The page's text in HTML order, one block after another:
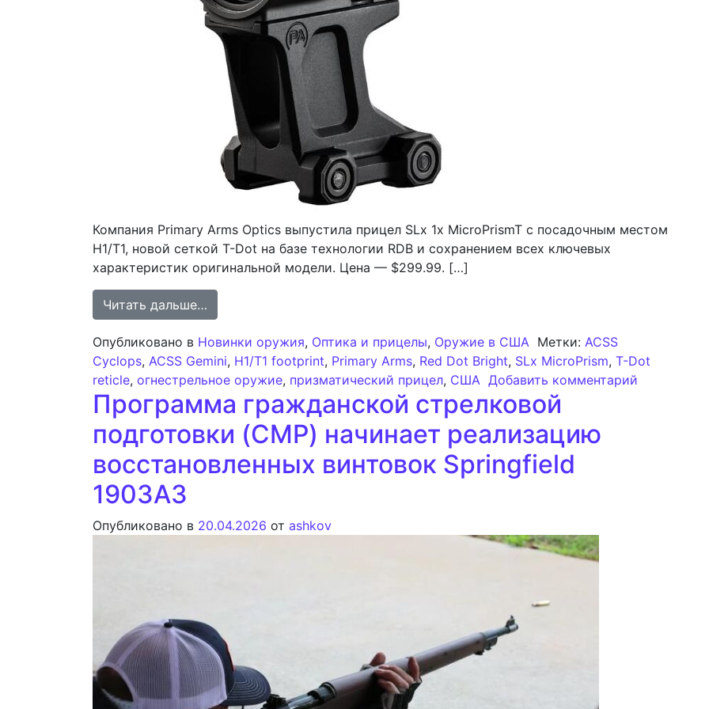
Компания Primary Arms Optics выпустила прицел SLx 1x MicroPrismT с посадочным местом
H1/T1, новой сеткой T-Dot на базе технологии RDB и сохранением всех ключевых
характеристик оригинальной модели. Цена — $299.99. […]
Читать дальше…
Опубликовано в Новинки оружия, Оптика и прицелы, Оружие в США Метки: ACSS
Cyclops, ACSS Gemini, H1/T1 footprint, Primary Arms, Red Dot Bright, SLx MicroPrism, T-Dot
reticle, огнестрельное оружие, призматический прицел, США Добавить комментарий
Программа гражданской стрелковой
подготовки (CMP) начинает реализацию
восстановленных винтовок Springfield
1903A3
Опубликовано в 20.04.2026 от ashkov